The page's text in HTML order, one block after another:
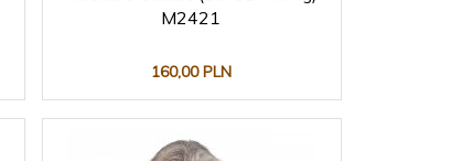
M2421
160,00 PLN